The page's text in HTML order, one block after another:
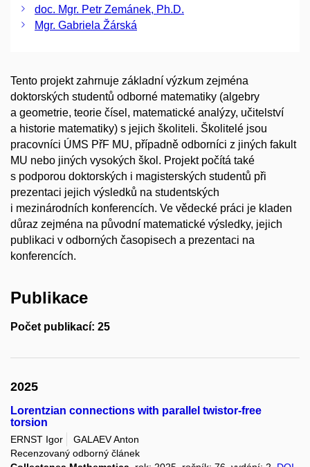
doc. Mgr. Petr Zemánek, Ph.D.
Mgr. Gabriela Žárská
Tento projekt zahrnuje základní výzkum zejména
doktorských studentů odborné matematiky (algebry
a geometrie, teorie čísel, matematické analýzy, učitelství
a historie matematiky) s jejich školiteli. Školitelé jsou
pracovníci ÚMS PřF MU, případně odborníci z jiných fakult
MU nebo jiných vysokých škol. Projekt počítá také
s podporou doktorských i magisterských studentů při
prezentaci jejich výsledků na studentských
i mezinárodních konferencích. Ve vědecké práci je kladen
důraz zejména na původní matematické výsledky, jejich
publikaci v odborných časopisech a prezentaci na
konferencích.
Publikace
Počet publikací: 25
2025
Lorentzian connections with parallel twistor-free
torsion
ERNST Igor
GALAEV Anton
Recenzovaný odborný článek